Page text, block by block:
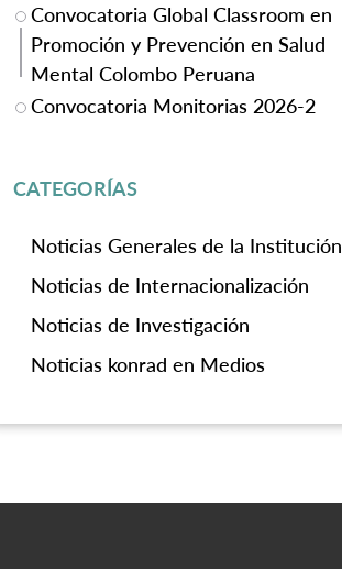
Convocatoria Global Classroom en
Promoción y Prevención en Salud
Mental Colombo Peruana
Convocatoria Monitorias 2026-2
CATEGORÍAS
Noticias Generales de la Institución
Noticias de Internacionalización
Noticias de Investigación
Noticias konrad en Medios